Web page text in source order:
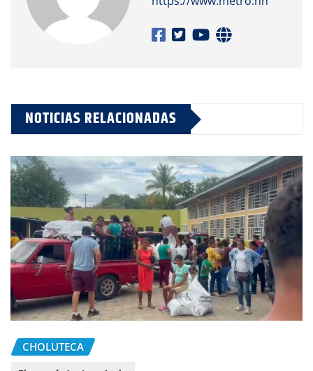
NOTICIAS RELACIONADAS
CHOLUTECA